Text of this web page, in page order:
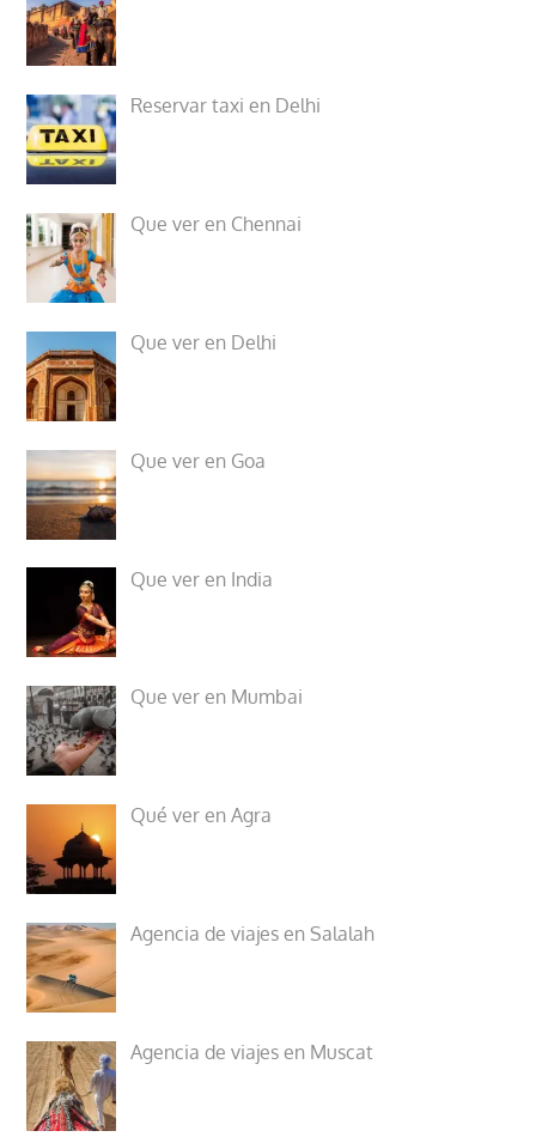
Reservar taxi en Delhi
Que ver en Chennai
Que ver en Delhi
Que ver en Goa
Que ver en India
Que ver en Mumbai
Qué ver en Agra
Agencia de viajes en Salalah
Agencia de viajes en Muscat